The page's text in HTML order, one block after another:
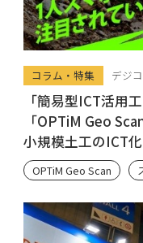
コラム・特集 デジ
「簡易型ICT活用
「OPTiM Geo
小規模土工のICT
OPTiM Geo Scan